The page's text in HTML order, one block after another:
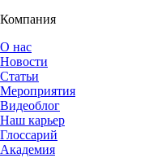
Компания
О нас
Новости
Статьи
Мероприятия
Видеоблог
Наш карьер
Глоссарий
Академия